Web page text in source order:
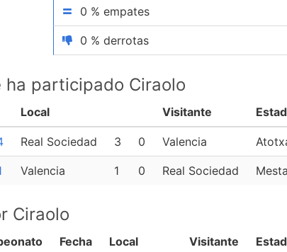
0 % empates
0 % derrotas
ha participado Ciraolo
Local Visitante
Real Sociedad 3 0 Valencia
Valencia 1 0 Real Sociedad
Ciraolo
Fecha Local Visitante